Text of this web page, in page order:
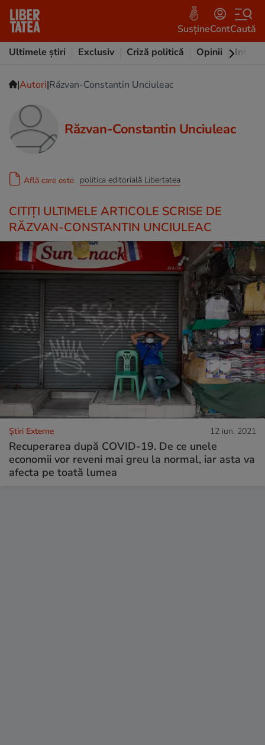
SusțineContCaută
Ultimele știri
Exclusiv Criză politică Opinii
|Autori|Răzvan-Constantin Unciuleac
Răzvan-Constantin Unciuleac
Află care este politica editorială Libertatea
CITIȚI ULTIMELE ARTICOLE SCRISE DE
RĂZVAN-CONSTANTIN UNCIULEAC
Știri Externe 12 iun. 2021
Recuperarea după COVID-19. De ce unele
economii vor reveni mai greu la normal, iar asta va
afecta pe toată lumea